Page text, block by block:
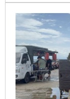
船出遊也相當